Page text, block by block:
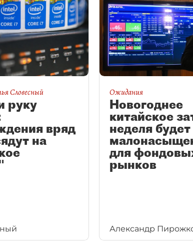
Словесный
руку
вряд
на
Ожидания
Новогоднее
китайское
неделя будет
для
рынков
Александр